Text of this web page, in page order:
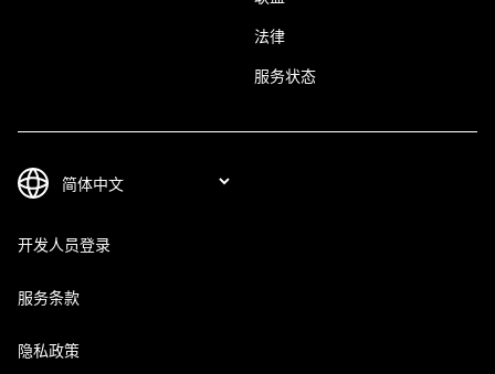
法律
服务状态
开发人员登录
服务条款
隐私政策